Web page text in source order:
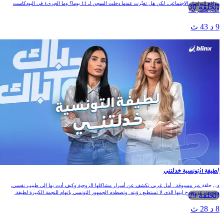
الحلقة 30
مواقع التواصل الاجتماعي، لكن هل تغيّرت عندما دخلت السجن لـ 11 يوما؟ وما الجريء في البودكاست
الذي تحضر له؟
الحلقة 29
لطيفة التونسية خدلتني
في حلقة غير مسبوقة.. أمل غربي تكشف عن أسرار مشاكلها الزوجية وكيف أدت بها إلى طبيب نفسي،
وتتحدث عن جرح ابنها الذي لا تستطيع رؤيته. وتصطدم الجمهور التونسي باتهام للنجمة الكبيرة لطيفة.